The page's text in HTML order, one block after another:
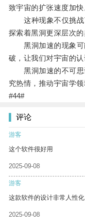
致宇宙的扩张速度加快
这种现象不仅挑战
探索着黑洞更深层次的
黑洞加速的现象可
破，让我们对宇宙的认
黑洞加速的不可思
究热情，推动宇宙学领
#44#
评论
游客
这个软件很好用
2025-09-08
游客
这款软件的设计非常人性
2025-09-08